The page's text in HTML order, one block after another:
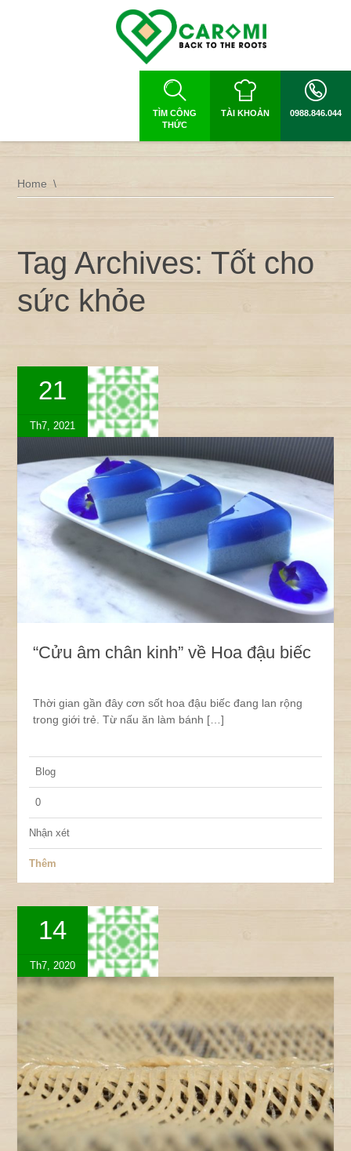
TÌM CÔNG
THỨC
TÀI KHOẢN 0988.846.044
Home
Tag Archives: Tốt cho
sức khỏe
21
Th7, 2021
“Cửu âm chân kinh” về Hoa đậu biếc
Thời gian gần đây cơn sốt hoa đậu biếc đang lan rộng
trong giới trẻ. Từ nấu ăn làm bánh […]
Blog
0
Nhận xét
Thêm
14
Th7, 2020